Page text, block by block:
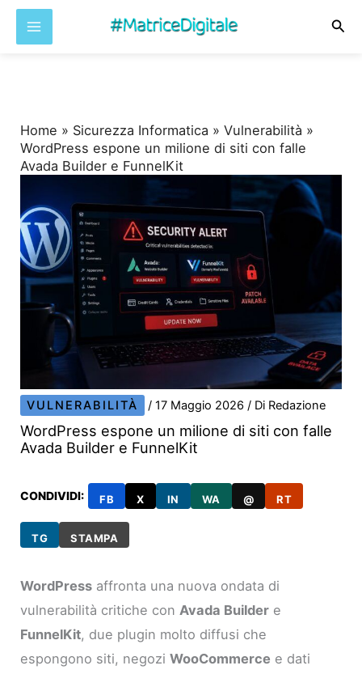
Home » Sicurezza Informatica »Vulnerabilità »
WordPress espone un milione di siti con falle
Avada Builder e FunnelKit
VULNERABILITÀ /17 Maggio 2026/ Di Redazione
WordPress espone un milione di siti con falle
Avada Builder e FunnelKit
CONDIVIDI: FB X IN WA @ RT
TG STAMPA
WordPress affronta una nuova ondata di
vulnerabilità critiche conAvada Builder e
FunnelKit, due plugin molto diffusi che
espongono siti, negoziWooCommerce e dati